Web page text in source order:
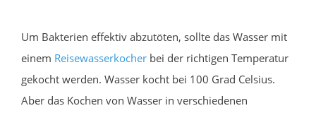
Um Bakterien effektiv abzutöten, sollte das Wasser mit
einem Reisewasserkocher bei der richtigen Temperatur
gekocht werden. Wasser kocht bei 100 Grad Celsius.
Aber das Kochen von Wasser in verschiedenen